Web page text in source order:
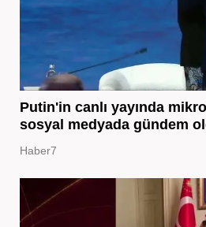
Putin'in canlı yayında
sosyal medyada gündem
Haber7